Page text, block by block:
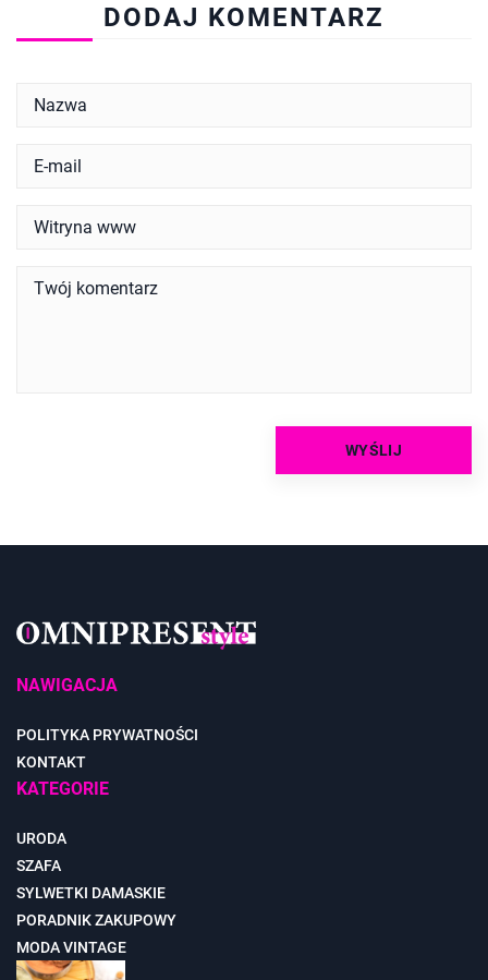
DODAJ KOMENTARZ
NAWIGACJA
POLITYKA PRYWATNOŚCI
KONTAKT
KATEGORIE
URODA
SZAFA
SYLWETKI DAMASKIE
PORADNIK ZAKUPOWY
MODA VINTAGE